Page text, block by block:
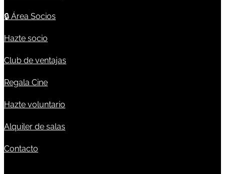
🔒 Área Socios
Hazte socio
Club de ventajas
Regala Cine
Hazte voluntario
Alquiler de salas
Contacto